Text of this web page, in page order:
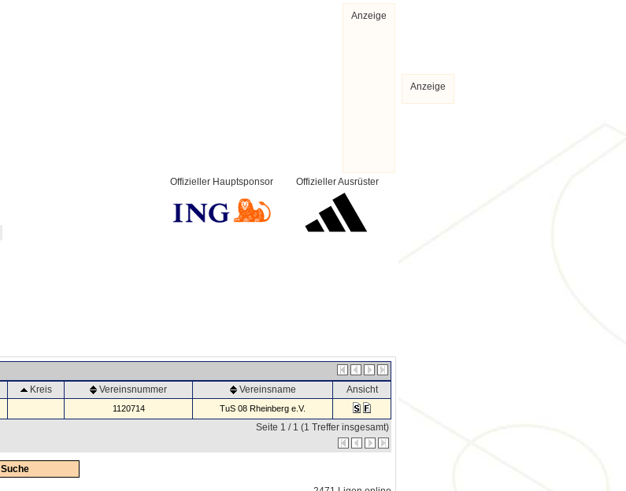
Anzeige
Offizieller Ausrüster
Offizieller Hauptsponsor
Kreis Vereinsnummer Vereinsname Ansicht
1120714 TuS 08 Rheinberg e.V.
Seite 1 / 1 (1 Treffer insgesamt)
Anzeige